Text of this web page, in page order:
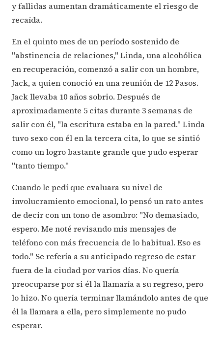
y fallidas aumentan dramáticamente el riesgo de
recaída.
En el quinto mes de un período sostenido de
"abstinencia de relaciones," Linda, una alcohólica
en recuperación, comenzó a salir con un hombre,
Jack, a quien conoció en una reunión de 12 Pasos.
Jack llevaba 10 años sobrio. Después de
aproximadamente 5 citas durante 3 semanas de
salir con él, "la escritura estaba en la pared." Linda
tuvo sexo con él en la tercera cita, lo que se sintió
como un logro bastante grande que pudo esperar
"tanto tiempo."
Cuando le pedí que evaluara su nivel de
involucramiento emocional, lo pensó un rato antes
de decir con un tono de asombro: "No demasiado,
espero. Me noté revisando mis mensajes de
teléfono con más frecuencia de lo habitual. Eso es
todo." Se refería a su anticipado regreso de estar
fuera de la ciudad por varios días. No quería
preocuparse por si él la llamaría a su regreso, pero
lo hizo. No quería terminar llamándolo antes de que
él la llamara a ella, pero simplemente no pudo
esperar.